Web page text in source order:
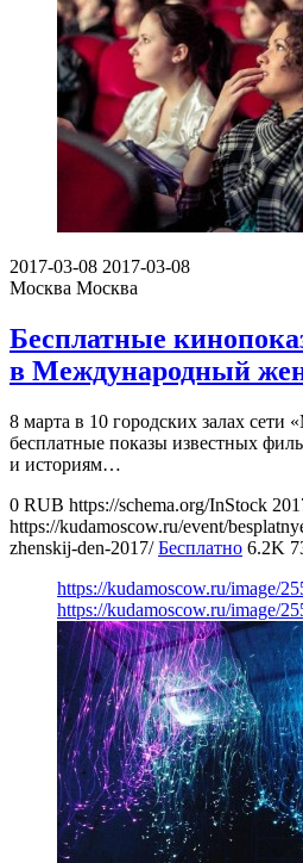
2017-03-08 2017-03-08
Москва Москва
Бесплатные
в Международный
8 марта в 10 городских залах сети
бесплатные показы известных
и историям…
0 RUB https://schema.org/InStock
https://kudamoscow.ru/event/
zhenskij-den-2017/ Бесплатно 6.2K
https://kudamoscow.ru/image/
https://kudamoscow.ru/image/